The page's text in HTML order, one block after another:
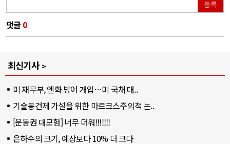
등록
댓글 0
최신기사
미 재무부, 엔화 방어 개입…미 국채 대..
기술봉건제 가설을 위한 마르크스주의적 논..
[운동권 대모험] 너무 더워!!!!!!!
은하수의 크기, 예상보다 10% 더 크다